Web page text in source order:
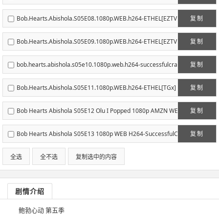
N WEB-DL DDP5 1 H 264-NTb[EZTVx.to].mkv[eztvx.to]
复制
Bob.Hearts.Abishola.S05E08.1080p.WEB.h264-ETHEL[EZTV
x.to].mkv[eztvx.to]
复制
Bob.Hearts.Abishola.S05E09.1080p.WEB.h264-ETHEL[EZTV
x.to].mkv[eztvx.to]
复制
bob.hearts.abishola.s05e10.1080p.web.h264-successfulcra
b[EZTVx.to].mkv[eztvx.to]
复制
Bob.Hearts.Abishola.S05E11.1080p.WEB.h264-ETHEL[TGx]
复制
Bob Hearts Abishola S05E12 Olu I Popped 1080p AMZN WE
B-DL DDP5 1 H 264-FLUX[EZTVx.to].mkv[eztvx.to]
复制
Bob Hearts Abishola S05E13 1080p WEB H264-SuccessfulC
rab
全选 全不选 复制选中的内容
剧情介绍
鲍勃心动 第五季